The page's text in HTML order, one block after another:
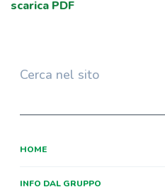
scarica PDF
Cerca nel sito
HOME
INFO DAL GRUPPO